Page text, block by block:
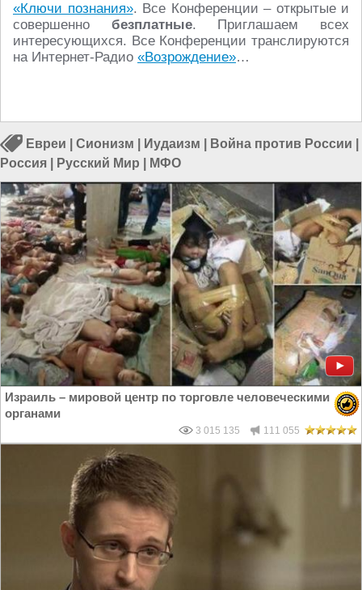
«Ключи познания». Все Конференции – открытые и
совершенно безплатные. Приглашаем всех
интересующихся. Все Конференции транслируются
на Интернет-Радио «Возрождение»…
Евреи Сионизм Иудаизм Война против России
Россия
Русский Мир МФО
Израиль – мировой центр по торговле человеческими
органами
3 015 135 111 055